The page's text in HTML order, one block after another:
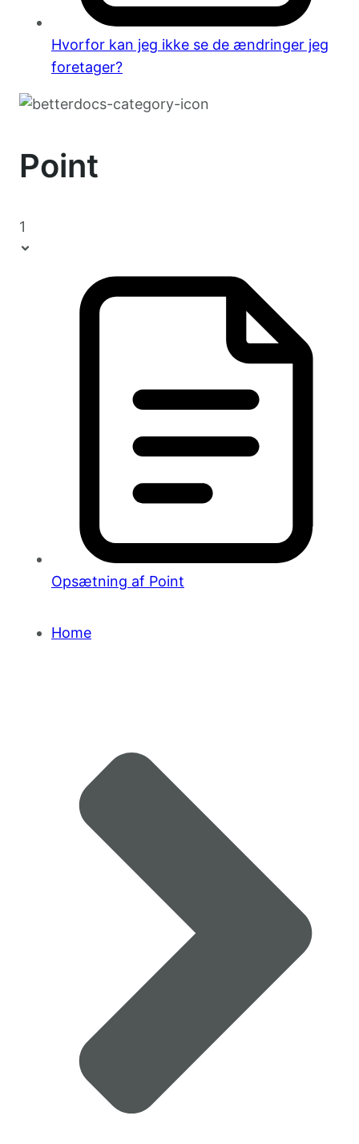
Hvorfor kan jeg ikke se de ændringer jeg
foretager?
Point
1
Opsætning af Point
Home